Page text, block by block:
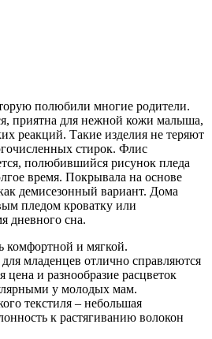
полюбили многие родители.
приятна для нежной кожи малыша,
реакций. Такие изделия не теряют
стирок. Флис
полюбившийся рисунок пледа
время. Покрывала на основе
демисезонный вариант. Дома
пледом кроватку или
дневного сна.
комфортной и мягкой.
младенцев отлично справляются
цена и разнообразие расцветок
у молодых мам.
текстиля – небольшая
к растягиванию волокон